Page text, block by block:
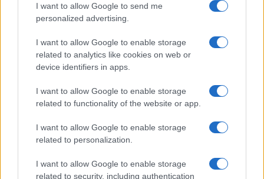
I want to allow Google to send me
personalized advertising.
I want to allow Google to enable storage
related to analytics like cookies on web or
device identifiers in apps.
I want to allow Google to enable storage
related to functionality of the website or app.
I want to allow Google to enable storage
related to personalization.
I want to allow Google to enable storage
related to security, including authentication
5. Possiamo discutere le scelte di
investimento che si allineano ai
miei valori e sono appropriate
per la mia situazione?
Le scelte che fai ogni giorno, da dove scegli di
mangiare alle aziende in cui scegli di investire,
possono essere un riflesso delle tue convinzioni
profondamente radicate. Il tuo consulente
dovrebbe essere in grado di suggerire
investimenti che tengano conto dei tuoi valori e